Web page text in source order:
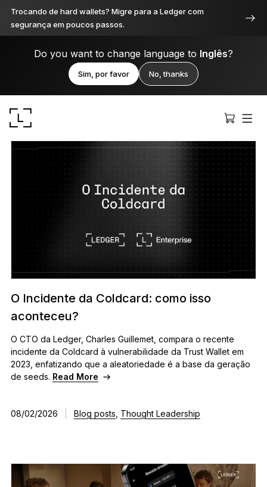
Trocando de hard wallets? Migre para a Ledger com
segurança em poucos passos.
Do you want to change language to Inglês?
Sim, por favor No, thanks
Ledger Flex
Ledger Nano
Tão único quanto você
NOVAS CORES
Ledger Nano
Comprar todas
O Incidente da Coldcard: como isso
aconteceu?
O CTO da Ledger, Charles Guillemet, compara o recente
incidente da Coldcard à vulnerabilidade da Trust Wallet em
2023, enfatizando que a aleatoriedade é a base da geração
de seeds. Read More
08/02/2026 Blog posts Thought Leadership